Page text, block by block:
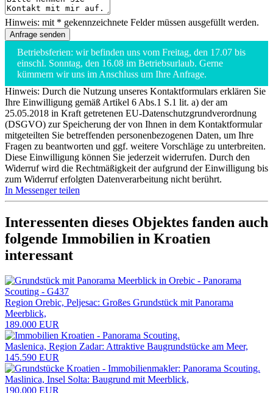
Hinweis: mit * gekennzeichnete Felder müssen ausgefüllt werden.
Betriebsferien: wir befinden uns vom Freitag, den 17.07 bis
einschl. Sonntag, den 16.08 im Betriebsurlaub. Gerne
kümmern wir uns im Anschluss um Ihre Anfrage.
Hinweis: Durch die Nutzung unseres Kontaktformulars erklären Sie
Ihre Einwilligung gemäß Artikel 6 Abs.1 S.1 lit. a) der am
25.05.2018 in Kraft getretenen EU-Datenschutzgrundverordnung
(DSGVO) zur Speicherung der von Ihnen in dem Kontaktformular
mitgeteilten Sie betreffenden personenbezogenen Daten, um Ihre
Fragen zu beantworten und ggf. weitere Vorschläge zu unterbreiten.
Diese Einwilligung können Sie jederzeit widerrufen. Durch den
Widerruf wird die Rechtmäßigkeit der aufgrund der Einwilligung bis
zum Widerruf erfolgten Datenverarbeitung nicht berührt.
In Messenger teilen
Interessenten dieses Objektes fanden auch
folgende Immobilien in Kroatien
interessant
Region Orebic, Peljesac: Großes Grundstück mit Panorama
Meerblick,
189.000 EUR
Maslenica, Region Zadar: Attraktive Baugrundstücke am Meer,
145.590 EUR
Maslinica, Insel Solta: Baugrund mit Meerblick,
190.000 EUR